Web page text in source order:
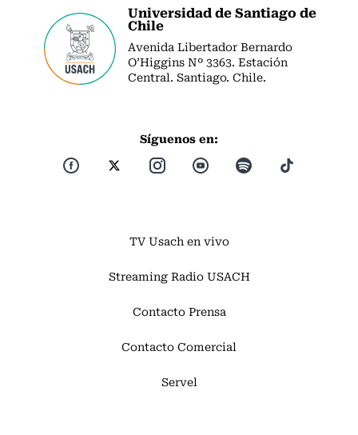
Universidad de Santiago de
Chile
Avenida Libertador Bernardo
O’Higgins Nº 3363. Estación
Central. Santiago. Chile.
Síguenos en:
TV Usach en vivo
Streaming Radio USACH
Contacto Prensa
Contacto Comercial
Servel